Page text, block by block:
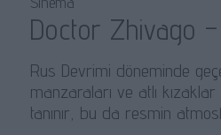
Doctor Zhivago
Rus Devrimi döneminde
manzaraları ve atlı
tanınır, bu da resmin